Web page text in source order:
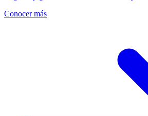
Conocer más